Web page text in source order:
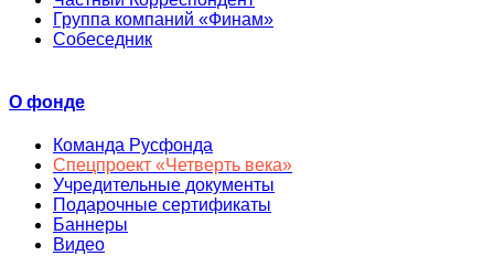
Группа компаний «Финам»
Собеседник
О фонде
Команда Русфонда
Спецпроект «Четверть века»
Учредительные документы
Подарочные сертификаты
Баннеры
Видео